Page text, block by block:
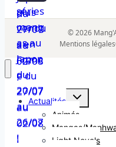
© 2026
Mentions légales
Actualités
Ouvrir/fermer
menu
Animés
Mangas/
Light Novels